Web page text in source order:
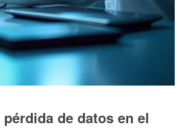
de datos en el